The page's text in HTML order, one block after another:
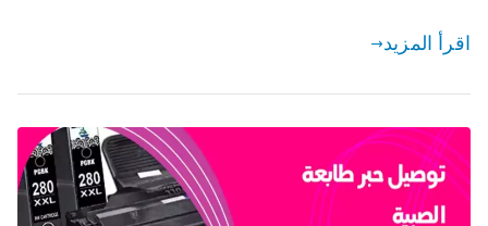
اقرأ المزيد